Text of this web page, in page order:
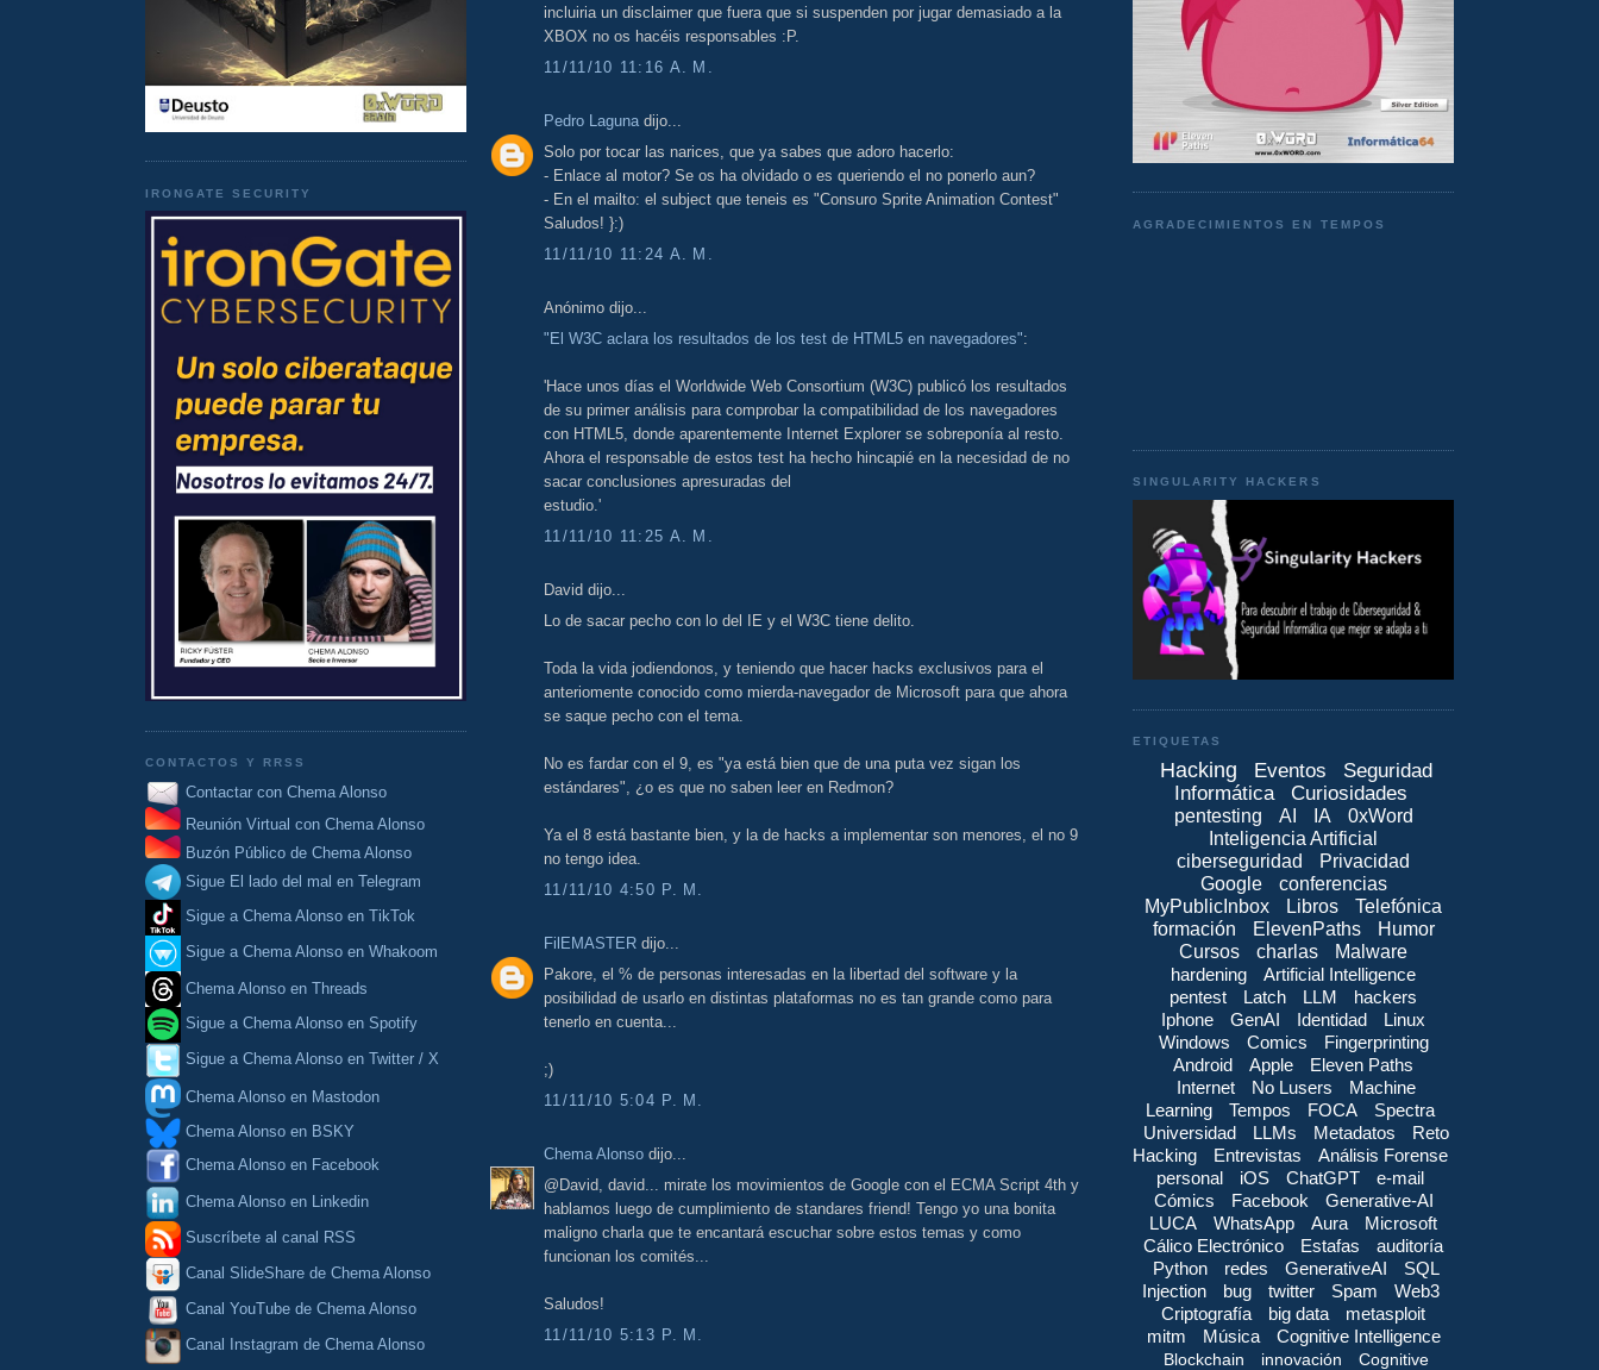
IRONGATE SECURITY
CONTACTOS Y RRSS
Contactar con Chema Alonso
Reunión Virtual con Chema Alonso
Buzón Público de Chema Alonso
Sigue El lado del mal en Telegram
Sigue a Chema Alonso en TikTok
Sigue a Chema Alonso en Whakoom
Chema Alonso en Threads
Sigue a Chema Alonso en Spotify
Sigue a Chema Alonso en Twitter / X
Chema Alonso en Mastodon
Chema Alonso en BSKY
Chema Alonso en Facebook
Chema Alonso en Linkedin
Suscríbete al canal RSS
Canal SlideShare de Chema Alonso
Canal YouTube de Chema Alonso
Canal Instagram de Chema Alonso
incluiria un disclaimer que fuera que si suspenden por jugar demasiado a la
XBOX no os hacéis responsables :P.
11/11/10 11:16 A. M.
Pedro Laguna dijo...
Solo por tocar las narices, que ya sabes que adoro hacerlo:
- Enlace al motor? Se os ha olvidado o es queriendo el no ponerlo aun?
- En el mailto: el subject que teneis es "Consuro Sprite Animation Contest"
Saludos! }:)
11/11/10 11:24 A. M.
Anónimo dijo...
"El W3C aclara los resultados de los test de HTML5 en navegadores":
'Hace unos días el Worldwide Web Consortium (W3C) publicó los resultados
de su primer análisis para comprobar la compatibilidad de los navegadores
con HTML5, donde aparentemente Internet Explorer se sobreponía al resto.
Ahora el responsable de estos test ha hecho hincapié en la necesidad de no
sacar conclusiones apresuradas del
estudio.'
11/11/10 11:25 A. M.
David dijo...
Lo de sacar pecho con lo del IE y el W3C tiene delito.
Toda la vida jodiendonos, y teniendo que hacer hacks exclusivos para el
anteriomente conocido como mierda-navegador de Microsoft para que ahora
se saque pecho con el tema.
No es fardar con el 9, es "ya está bien que de una puta vez sigan los
estándares", ¿o es que no saben leer en Redmon?
Ya el 8 está bastante bien, y la de hacks a implementar son menores, el no 9
no tengo idea.
11/11/10 4:50 P. M.
FilEMASTER dijo...
Pakore, el % de personas interesadas en la libertad del software y la
posibilidad de usarlo en distintas plataformas no es tan grande como para
tenerlo en cuenta...
;)
11/11/10 5:04 P. M.
Chema Alonso dijo...
@David, david... mirate los movimientos de Google con el ECMA Script 4th y
hablamos luego de cumplimiento de standares friend! Tengo yo una bonita
maligno charla que te encantará escuchar sobre estos temas y como
funcionan los comités...
Saludos!
11/11/10 5:13 P. M.
AGRADECIMIENTOS EN TEMPOS
SINGULARITY HACKERS
ETIQUETAS
Hacking Eventos
Seguridad
Informática
Curiosidades
pentesting AI IA
0xWord
Inteligencia Artificial
ciberseguridad
Privacidad
Google
conferencias
MyPublicInbox
Libros
Telefónica
formación
ElevenPaths
Humor
Cursos
charlas
Malware
hardening
Artificial Intelligence
pentest
Latch LLM
hackers
Iphone
GenAI Identidad
Linux
Windows
Comics
Fingerprinting
Android
Apple
Eleven Paths
Internet
No Lusers
Machine
Learning
Tempos FOCA
Spectra
Universidad
LLMs Metadatos
Reto
Hacking
Entrevistas
Análisis Forense
personal
iOS ChatGPT
e-mail
Cómics
Facebook
Generative-AI
LUCA
WhatsApp Aura
Microsoft
Cálico Electrónico
Estafas
auditoría
Python
redes GenerativeAI
SQL
Injection
bug twitter Spam
Web3
Criptografía
big data
metasploit
mitm
Música Cognitive Intelligence
Blockchain innovación
Cognitive